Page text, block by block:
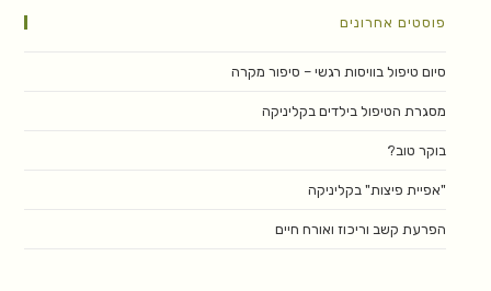
פוסטים אחרונים
סיום טיפול בוויסות רגשי – סיפור מקרה
מסגרת הטיפול בילדים בקליניקה
בוקר טוב?
"אפיית פיצות" בקליניקה
הפרעת קשב וריכוז ואורח חיים